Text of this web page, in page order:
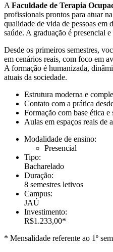
A Faculdade de Terapia
profissionais prontos para atuar
qualidade de vida de pessoas em
saúde. A graduação é presencial
Desde os primeiros semestres,
em cenários reais, com foco em
A formação é humanizada,
atuais da sociedade.
Estrutura moderna e
Contato com a prática
Formação com base ética e
Aulas em espaços reais de
Modalidade de ensino:
Presencial
Tipo:
Bacharelado
Duração:
8 semestres letivos
Campus:
JAÚ
Investimento:
R$1.233,00*
* Mensalidade referente ao 1º